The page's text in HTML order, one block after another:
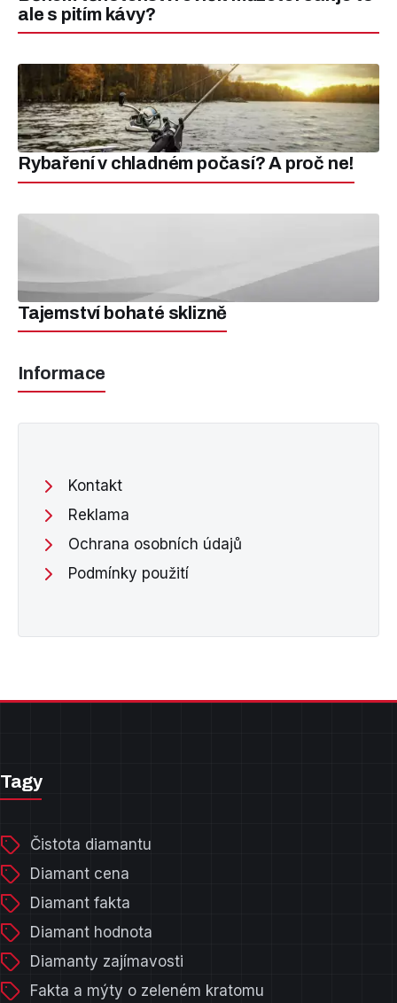
ale s pitím kávy?
Rybaření v chladném počasí? A proč ne!
Tajemství bohaté sklizně
Informace
Kontakt
Reklama
Ochrana osobních údajů
Podmínky použití
Tagy
Čistota diamantu
Diamant cena
Diamant fakta
Diamant hodnota
Diamanty zajímavosti
Fakta a mýty o zeleném kratomu